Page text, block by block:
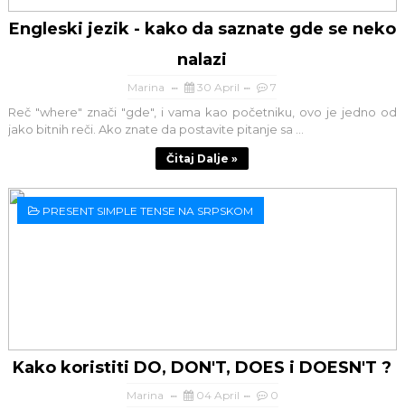
Engleski jezik - kako da saznate gde se neko
nalazi
Marina 30 April 7
Reč "where" znači "gde", i vama kao početniku, ovo je jedno od
jako bitnih reči. Ako znate da postavite pitanje sa ...
Čitaj Dalje »
PRESENT SIMPLE TENSE NA SRPSKOM
Kako koristiti DO, DON'T, DOES i DOESN'T ?
Marina 04 April 0